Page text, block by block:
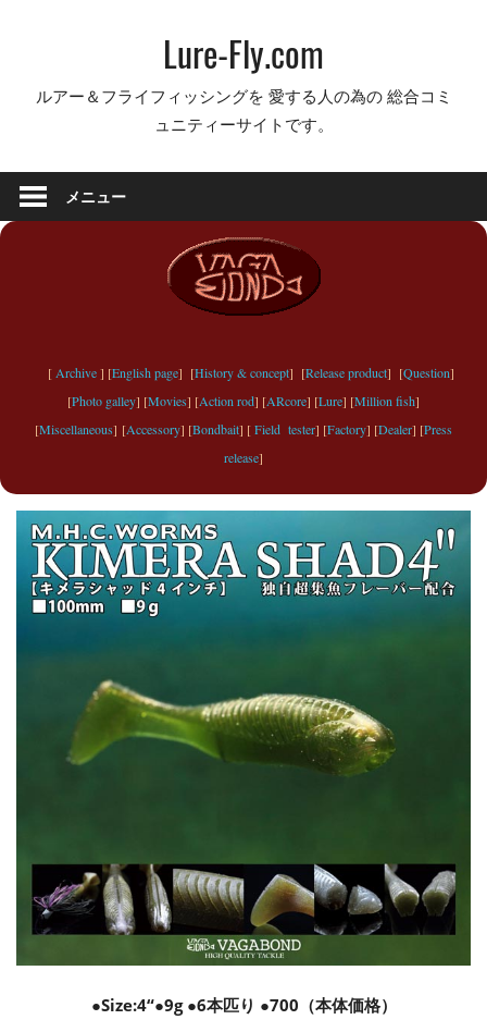
ッ
Lure-Fly.com
ルアー＆フライフィッシングを 愛する人の為の 総合コミ
ュニティーサイトです。
メニュー
[ Archive] [English page] [History & concept] [Release product] [Question]
[Photo galley] [Movies] [Action rod] [ARcore] [Lure] [Million fish]
[Miscellaneous] [Accessory] [Bondbait] [Field tester] [Factory] [Dealer] [Press
release]
●Size:4“●9g ●6本匹り ●700（本体価格）